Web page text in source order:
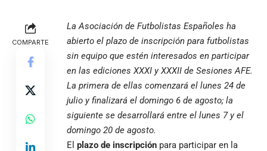
COMPARTE
La Asociación de Futbolistas Españoles ha
abierto el plazo de inscripción para futbolistas
sin equipo que estén interesados en participar
en las ediciones XXXI y XXXII de Sesiones AFE.
La primera de ellas comenzará el lunes 24 de
julio y finalizará el domingo 6 de agosto; la
siguiente se desarrollará entre el lunes 7 y el
domingo 20 de agosto.
El plazo de inscripción para participar en la